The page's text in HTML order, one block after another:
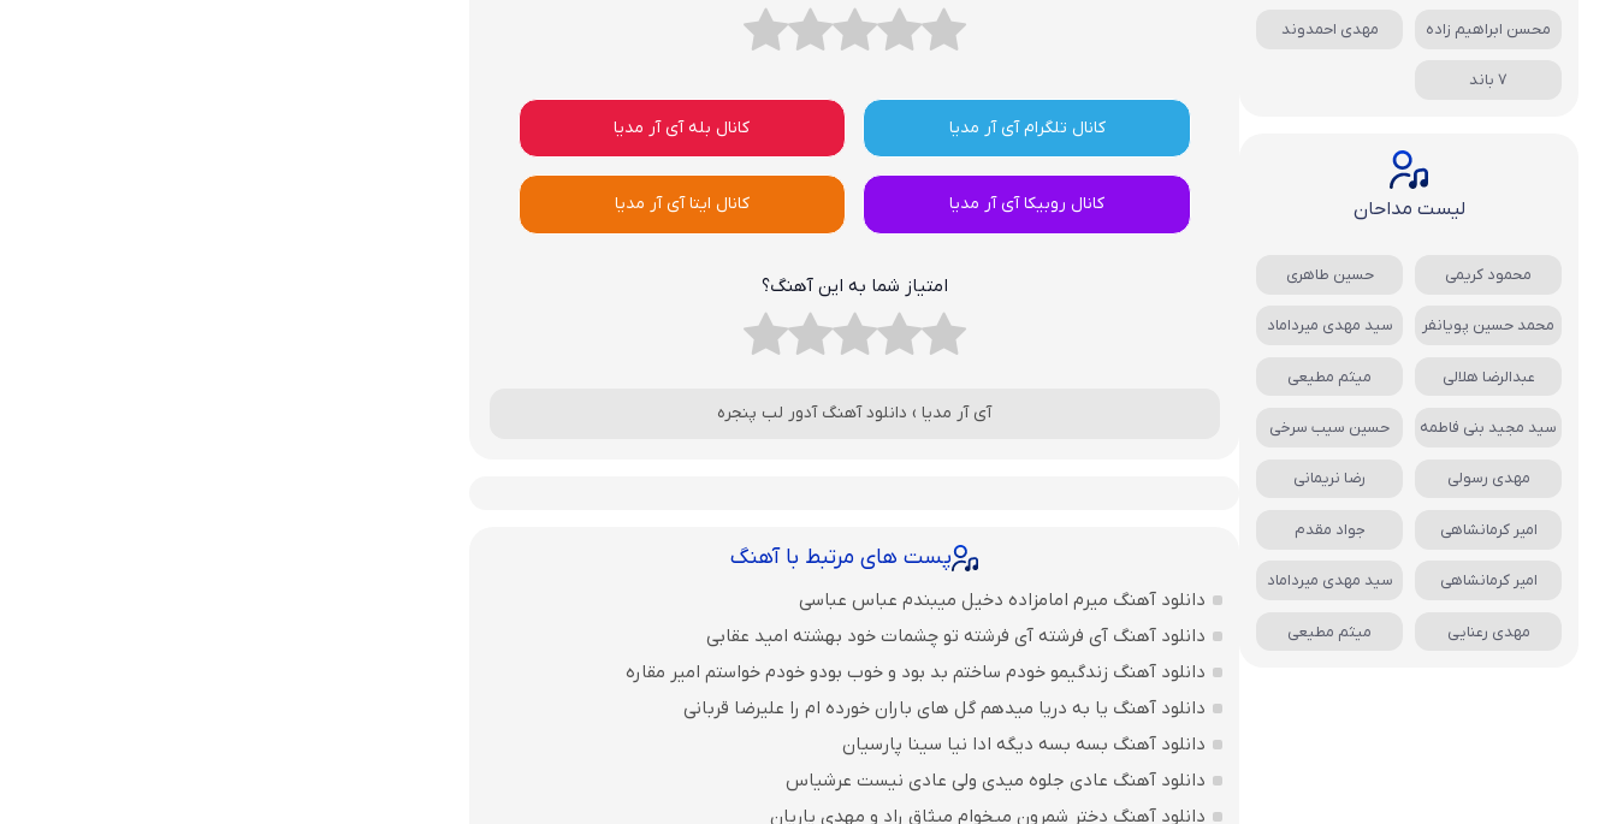
کانال تلگرام آی آر مدیا کانال بله آی آر مدیا
کانال روبیکا آی آر مدیا کانال ایتا آی آر مدیا
امتیاز شما به این آهنگ؟
آی آر مدیا › دانلود آهنگ آدور لب پنجره
پست های مرتبط با آهنگ
دانلود آهنگ میرم امامزاده دخیل میبندم عباس عباسی
دانلود آهنگ آی فرشته آی فرشته تو چشمات خود بهشته امید عقابی
دانلود آهنگ زندگیمو خودم ساختم بد بود و خوب بودو خودم خواستم امیر مقاره
دانلود آهنگ یا به دریا میدهم گل های باران‌ خورده ام را علیرضا قربانی
دانلود آهنگ بسه بسه دیگه ادا نیا سینا پارسیان
دانلود آهنگ عادی جلوه میدی ولی عادی نیست عرشیاس
دانلود آهنگ دختر شمرون میخوام میثاق راد و مهدی یاریان
محسن ابراهیم زاده مهدی احمدوند
7 باند
لیست مداحان
محمود کریمی حسین طاهری
محمد حسین پویانفر سید مهدی میرداماد
عبدالرضا هلالی میثم مطیعی
سید مجید بنی فاطمه حسین سیب سرخی
مهدی رسولی رضا نریمانی
امیر کرمانشاهی جواد مقدم
امیر کرمانشاهی سید مهدی میرداماد
مهدی رعنایی میثم مطیعی